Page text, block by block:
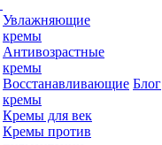
Увлажняющие
кремы
Антивозрастные
кремы
Восстанавливающие
кремы
Кремы для век
Кремы против
Блог